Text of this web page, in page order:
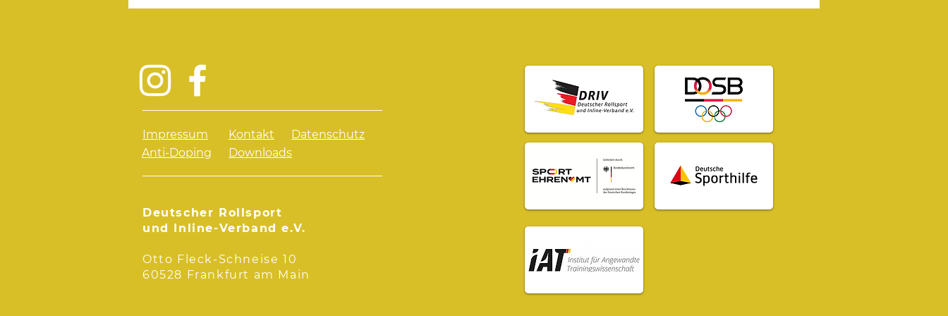
in Leipzig
Landesmeisterschaft
dem Erasmus+ Projekt
Impressum Kontakt
Datenschutz
Anti-Doping
Downloads
Deutscher Rollsport
und Inline-Verband e.V.
Otto Fleck-Schneise 10
60528 Frankfurt am Main